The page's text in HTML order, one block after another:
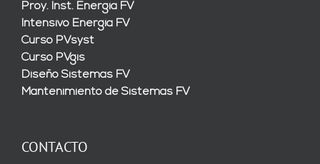
Proy. Inst. Energía FV
Intensivo Energía FV
Curso PVsyst
Curso PVgis
Diseño Sistemas FV
Mantenimiento de Sistemas FV
CONTACTO